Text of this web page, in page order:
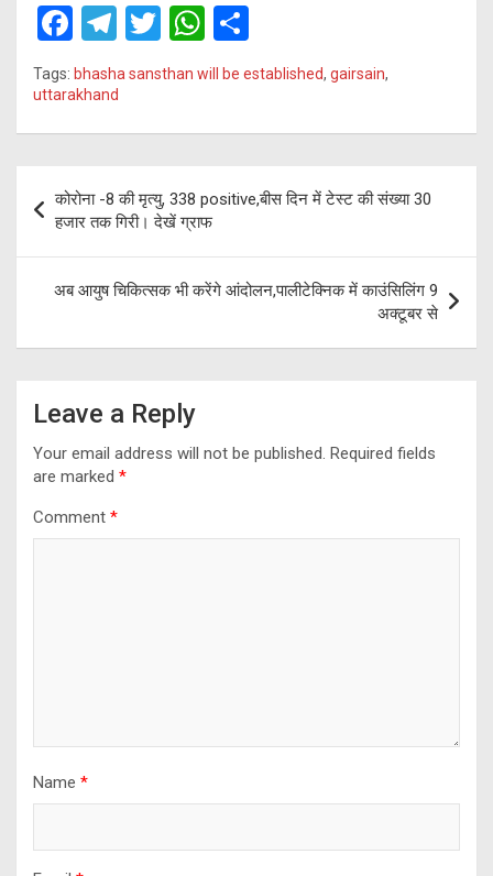
F
a
ce
b
o
k
T
e
gr
m
T
wi
tt
er
W
h
at
s
p
p
h
ar
e
Tags: bhasha sansthan will be established, gairsain,
uttarakhand
Post
navigation
कोरोना -8 की मृत्यु, 338 positive,बीस दिन में टेस्ट की संख्या 30
हजार तक गिरी। देखें ग्राफ
अब आयुष चिकित्सक भी करेंगे आंदोलन,पालीटेक्निक में काउंसिलिंग 9
अक्टूबर से
Leave a Reply
Your email address will not be published. Required fields
are marked *
Comment *
Name *